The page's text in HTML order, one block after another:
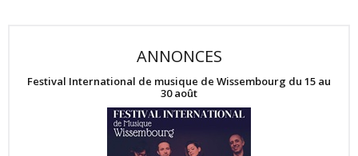
ANNONCES
Festival International de musique de Wissembourg du 15 au
30 août